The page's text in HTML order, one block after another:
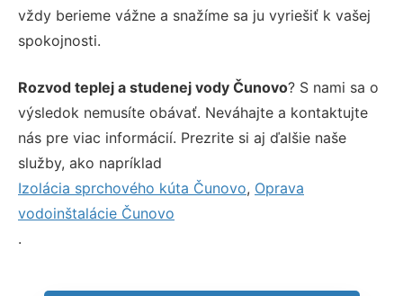
vždy berieme vážne a snažíme sa ju vyriešiť k vašej
spokojnosti.
Rozvod teplej a studenej vody Čunovo? S nami sa o
výsledok nemusíte obávať. Neváhajte a kontaktujte
nás pre viac informácií. Prezrite si aj ďalšie naše
služby, ako napríklad
Izolácia sprchového kúta Čunovo, Oprava
vodoinštalácie Čunovo
.